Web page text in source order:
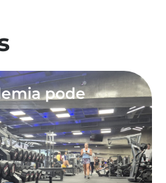
pode